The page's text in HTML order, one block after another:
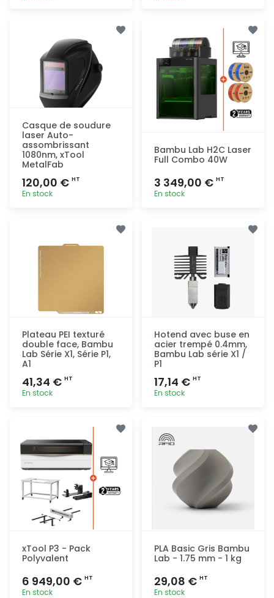
Casque de soudure
laser Auto-
assombrissant
1080nm, xTool
MetalFab
120,00 € HT
En stock
Bambu Lab H2C Laser
Full Combo 40W
3 349,00 € HT
En stock
Plateau PEI texturé
double face, Bambu
Lab Série X1, Série P1,
A1
41,34 € HT
En stock
Hotend avec buse en
acier trempé 0.4mm,
Bambu Lab série X1 /
P1
17,14 € HT
En stock
xTool P3 - Pack
Polyvalent
6 949,00 € HT
En stock
PLA Basic Gris Bambu
Lab - 1.75 mm - 1 kg
29,08 € HT
En stock